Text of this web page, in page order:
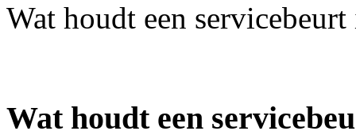
Wat houdt een servicebeurt
Wat houdt een